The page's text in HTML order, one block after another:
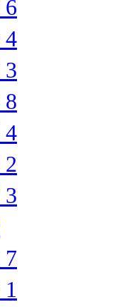
6
4
3
8
4
2
3
7
1